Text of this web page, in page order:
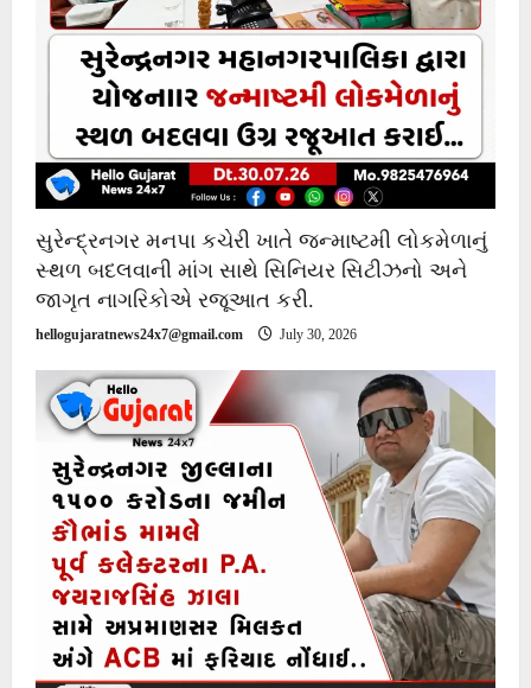
સુરેન્દ્રનગર મનપા કચેરી ખાતે જન્માષ્ટમી લોકમેળાનું
સ્થળ બદલવાની માંગ સાથે સિનિયર સિટીઝનો અને
જાગૃત નાગરિકોએ રજૂઆત કરી.
hellogujaratnews24x7@gmail.com July 30, 2026